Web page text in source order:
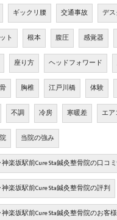
ギックリ腰 交通事故 デ
ト 根本 腹圧 感覚器
座り方 ヘッドフォワード
胸椎 江戸川橋 体験
不調 冷房 寒暖差 エア
当院の強み
楽坂駅前Cure Sta鍼灸整骨院の口コ
楽坂駅前Cure Sta鍼灸整骨院の評判
楽坂駅前Cure Sta鍼灸整骨院のお客